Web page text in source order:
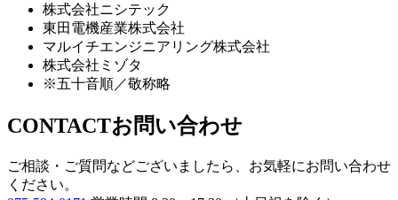
株式会社ニシテック
東田電機産業株式会社
マルイチエンジニアリング株式会社
株式会社ミゾタ
※五十音順／敬称略
CONTACTお問い合わせ
ご相談・ご質問などございましたら、お気軽にお問い合わせ
ください。